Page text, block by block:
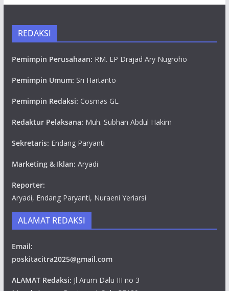
REDAKSI
Pemimpin Perusahaan: RM. EP Drajad Ary Nugroho
Pemimpin Umum: Sri Hartanto
Pemimpin Redaksi: Cosmas GL
Redaktur Pelaksana: Muh. Subhan Abdul Hakim
Sekretaris: Endang Paryanti
Marketing & Iklan: Aryadi
Reporter:
Aryadi, Endang Paryanti, Nuraeni Yeriarsi
ALAMAT REDAKSI
Email:
poskitacitra2025@gmail.com
ALAMAT Redaksi: Jl Arum Dalu III no 3